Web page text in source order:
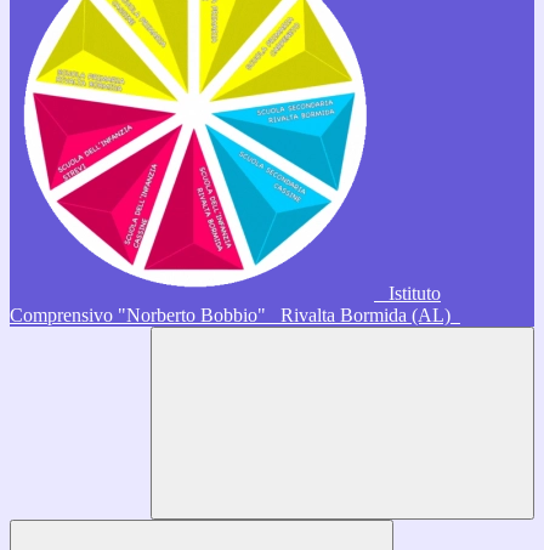
Istituto
Comprensivo "Norberto Bobbio"
Rivalta Bormida (AL)